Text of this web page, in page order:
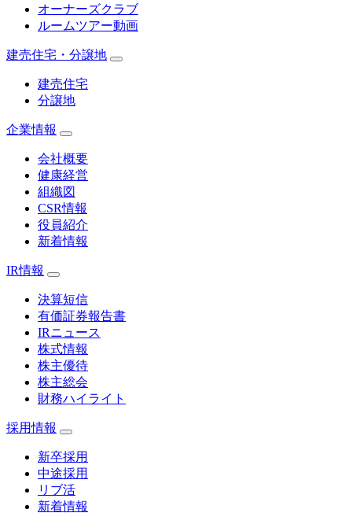
オーナーズクラブ
ルームツアー動画
建売住宅・分譲地
建売住宅
分譲地
企業情報
会社概要
健康経営
組織図
CSR情報
役員紹介
新着情報
IR情報
決算短信
有価証券報告書
IRニュース
株式情報
株主優待
株主総会
財務ハイライト
採用情報
新卒採用
中途採用
リブ活
新着情報